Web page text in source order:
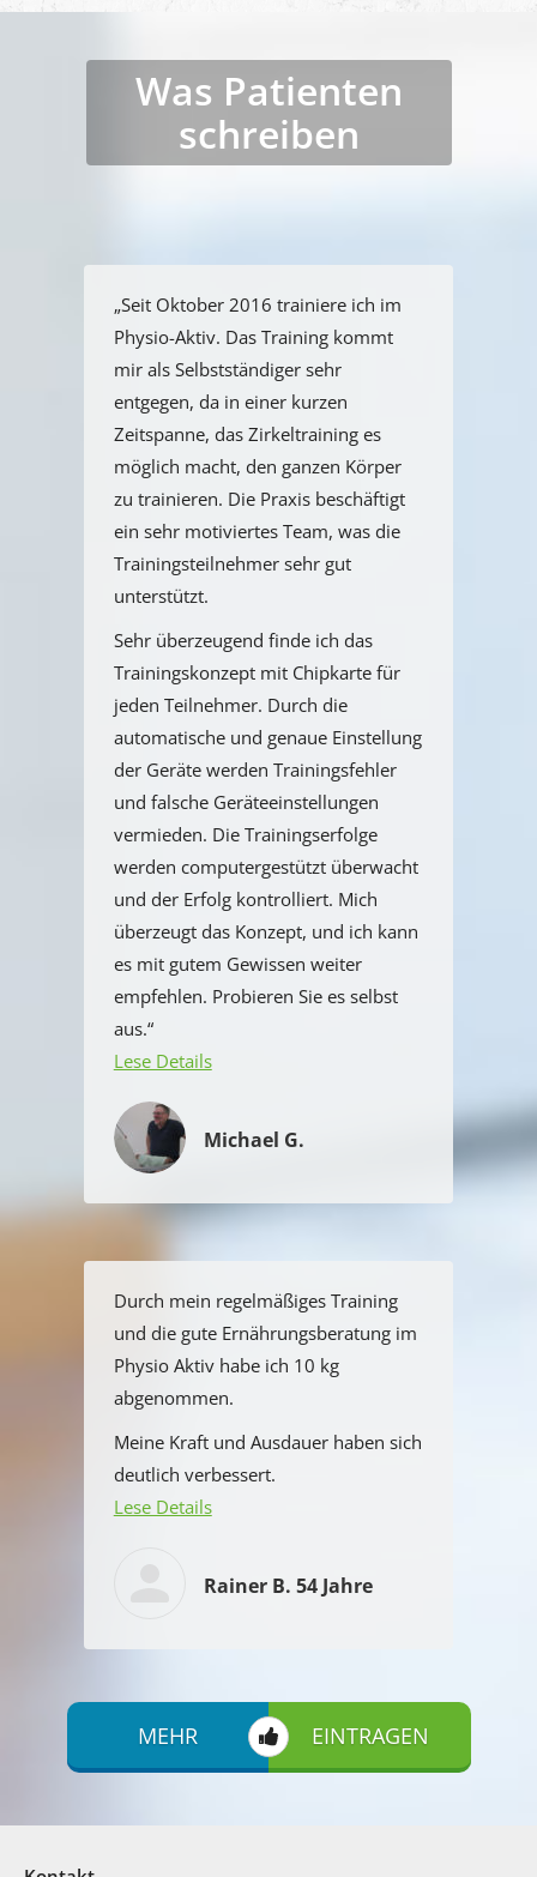
Was Patienten
schreiben
„Seit Oktober 2016 trainiere ich im
Physio-Aktiv. Das Training kommt
mir als Selbstständiger sehr
entgegen, da in einer kurzen
Zeitspanne, das Zirkeltraining es
möglich macht, den ganzen Körper
zu trainieren. Die Praxis beschäftigt
ein sehr motiviertes Team, was die
Trainingsteilnehmer sehr gut
unterstützt.
Sehr überzeugend finde ich das
Trainingskonzept mit Chipkarte für
jeden Teilnehmer. Durch die
automatische und genaue Einstellung
der Geräte werden Trainingsfehler
und falsche Geräteeinstellungen
vermieden. Die Trainingserfolge
werden computergestützt überwacht
und der Erfolg kontrolliert. Mich
überzeugt das Konzept, und ich kann
es mit gutem Gewissen weiter
empfehlen. Probieren Sie es selbst
aus.“
Lese Details
Michael G.
Durch mein regelmäßiges Training
und die gute Ernährungsberatung im
Physio Aktiv habe ich 10 kg
abgenommen.
Meine Kraft und Ausdauer haben sich
deutlich verbessert.
Lese Details
Rainer B. 54 Jahre
MEHR EINTRAGEN